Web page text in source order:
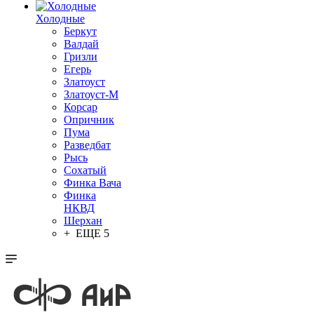
Холодные
Беркут
Валдай
Гризли
Егерь
Златоуст
Златоуст-М
Корсар
Опричник
Пума
Разведбат
Рысь
Сохатый
Финка Вача
Финка
НКВД
Шерхан
+ ЕЩЕ 5